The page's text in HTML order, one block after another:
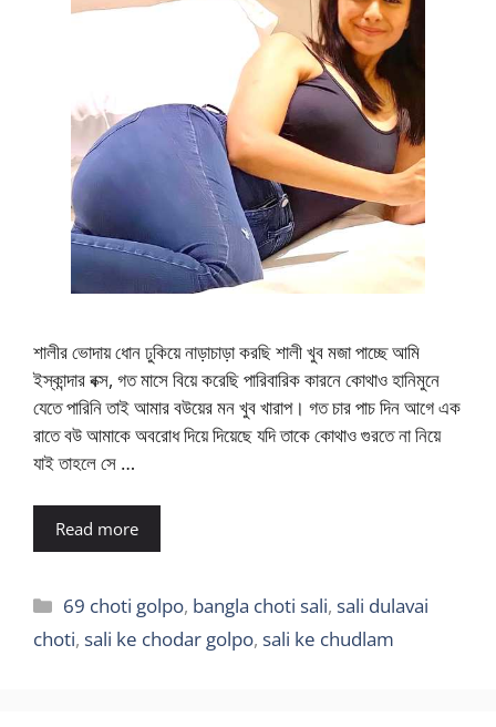
শালীর ভোদায় ধোন ঢুকিয়ে নাড়াচাড়া করছি শালী খুব মজা পাচ্ছে আমি
ইস্কান্দার বক্স, গত মাসে বিয়ে করেছি পারিবারিক কারনে কোথাও হানিমুনে
যেতে পারিনি তাই আমার বউয়ের মন খুব খারাপ। গত চার পাচ দিন আগে এক
রাতে বউ আমাকে অবরোধ দিয়ে দিয়েছে যদি তাকে কোথাও গুরতে না নিয়ে
যাই তাহলে সে …
Read more
Categories
69 choti golpo, bangla choti sali,sali dulavai
choti, sali ke chodar golpo, sali ke chudlam